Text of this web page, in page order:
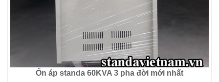
Ổn áp standa 60KVA 3 pha đời mới nhất